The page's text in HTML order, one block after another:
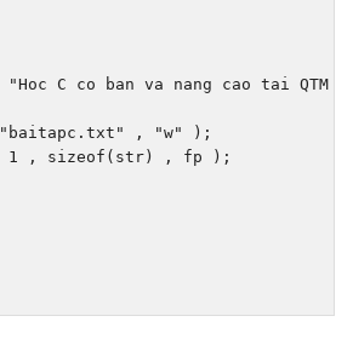
"Hoc C co ban va nang cao tai QTM
"baitapc.txt" , "w"
);
1 , sizeof ( str ) , fp );